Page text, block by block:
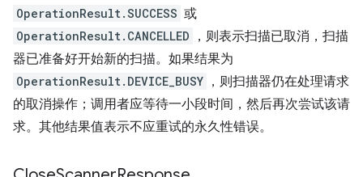
OperationResult.SUCCESS 或
OperationResult.CANCELLED
，则表示扫描已取消，扫描
器已准备好开始新的扫描。如果结果为
OperationResult.DEVICE_BUSY ，则扫描器仍在处理请求
的取消操作；调用者应等待一小段时间，然后再次尝试该请
求。其他结果值表示不应重试的永久性错误。